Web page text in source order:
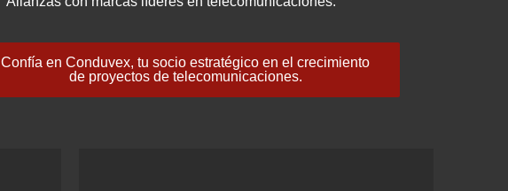
Confía en Conduvex, tu socio estratégico en el crecimiento
de proyectos de telecomunicaciones.